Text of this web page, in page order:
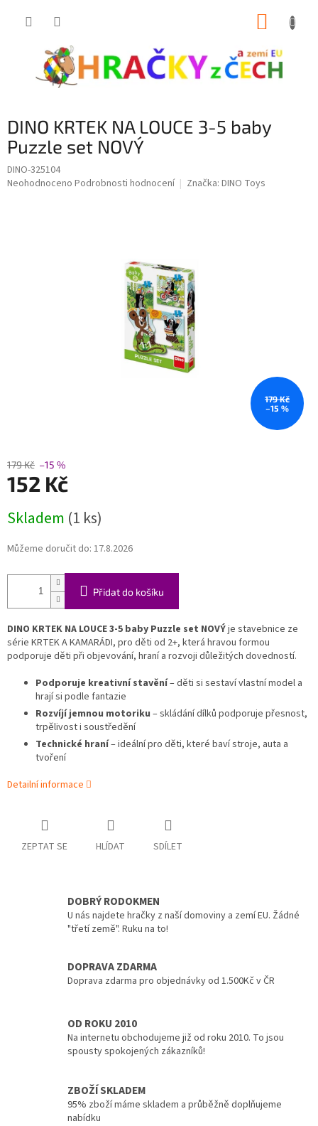
DINO KRTEK NA LOUCE 3-5 baby
Puzzle set NOVÝ
DINO-325104
Průměrné
Neohodnoceno Podrobnosti hodnocení Značka: DINO Toys
179 Kč
–15 %
179 Kč –15 %
152 Kč
cena:
Skladem (1 ks)
Můžeme doručit do: 17.8.2026
Přidat do košíku
DINO KRTEK NA LOUCE 3-5 baby Puzzle set NOVÝje stavebnice ze
série KRTEK A KAMARÁDI, pro děti od 2+, která hravou formou
podporuje děti při objevování, hraní a rozvoji důležitých dovedností.
Podporuje kreativní stavění– děti si sestaví vlastní model a
hrají si podle fantazie
Rozvíjí jemnou motoriku – skládání dílků podporuje přesnost,
trpělivost i soustředění
Technické hraní– ideální pro děti, které baví stroje, auta a
tvoření
Detailní informace
ZEPTAT SE HLÍDAT SDÍLET
DOBRÝ RODOKMEN
U nás najdete hračky z naší domoviny a zemí EU. Žádné
"třetí země". Ruku na to!
DOPRAVA ZDARMA
Doprava zdarma pro objednávky od 1.500Kč v ČR
OD ROKU 2010
Na internetu obchodujeme již od roku 2010. To jsou
spousty spokojených zákazníků!
ZBOŽÍ SKLADEM
95% zboží máme skladem a průběžně doplňujeme
nabídku